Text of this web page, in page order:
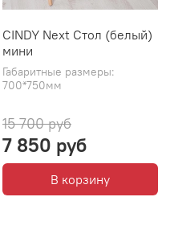
CINDY Next Стол (белый)
мини
Габаритные размеры:
700*750мм
15 700 руб
7 850 руб
В корзину